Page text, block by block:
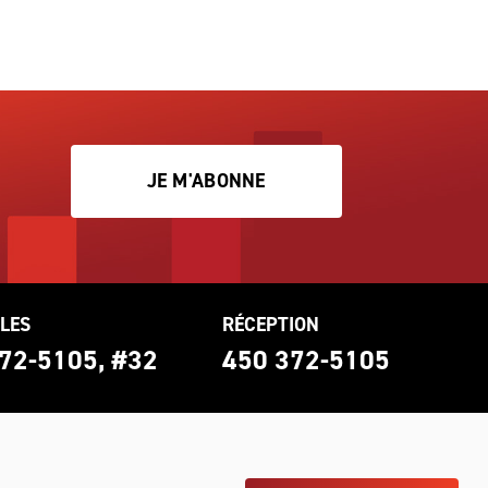
JE M'ABONNE
5105, #32
RÉCEPTION
450 372-5105